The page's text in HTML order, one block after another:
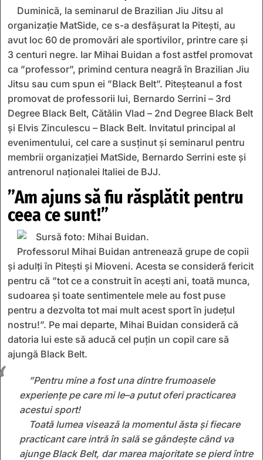
Duminică, la seminarul de Brazilian Jiu Jitsu al
organizație MatSide, ce s-a desfășurat la Pitești, au
avut loc 60 de promovări ale sportivilor, printre care și
3 centuri negre. Iar Mihai Buidan a fost astfel promovat
ca ”professor”, primind centura neagră în Brazilian Jiu
Jitsu sau cum spun ei ”Black Belt”. Piteșteanul a fost
promovat de professorii lui, Bernardo Serrini – 3rd
Degree Black Belt, Cătălin Vlad – 2nd Degree Black Belt
și Elvis Zinculescu – Black Belt. Invitatul principal al
evenimentului, cel care a susținut și seminarul pentru
membrii organizației MatSide, Bernardo Serrini este și
antrenorul naționalei Italiei de BJJ.
”Am ajuns să fiu răsplătit pentru
ceea ce sunt!”
Professorul Mihai Buidan antrenează grupe de copii
și adulți în Pitești și Mioveni. Acesta se consideră fericit
pentru că ”tot ce a construit în acești ani, toată munca,
sudoarea și toate sentimentele mele au fost puse
pentru a dezvolta tot mai mult acest sport în județul
nostru!”. Pe mai departe, Mihai Buidan consideră că
datoria lui este să aducă cel puțin un copil care să
ajungă Black Belt.
”Pentru mine a fost una dintre frumoasele
experiențe pe care mi le–a putut oferi practicarea
acestui sport!
Toată lumea visează la momentul ăsta și fiecare
practicant care intră în sală se gândește când va
ajunge Black Belt, dar marea majoritate se pierd între